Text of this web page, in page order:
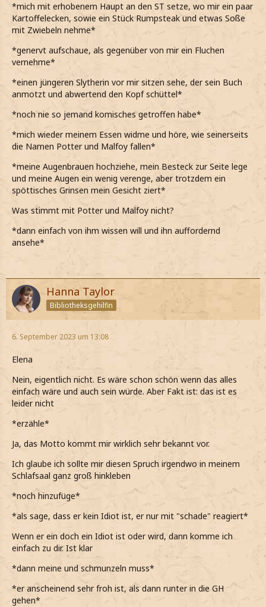
*mich mit erhobenem Haupt an den ST setze, wo mir ein paar
Kartoffelecken, sowie ein Stück Rumpsteak und etwas Soße
mit Zwiebeln nehme*
*genervt aufschaue, als gegenüber von mir ein Fluchen
vernehme*
*einen jüngeren Slytherin vor mir sitzen sehe, der sein Buch
anmotzt und abwertend den Kopf schüttel*
*noch nie so jemand komisches getroffen habe*
*mich wieder meinem Essen widme und höre, wie seinerseits
die Namen Potter und Malfoy fallen*
*meine Augenbrauen hochziehe, mein Besteck zur Seite lege
und meine Augen ein wenig verenge, aber trotzdem ein
spöttisches Grinsen mein Gesicht ziert*
Was stimmt mit Potter und Malfoy nicht?
*dann einfach von ihm wissen will und ihn auffordernd
ansehe*
Hanna Taylor
Bibliotheksgehilfin
6. September 2023 um 13:08
Elena
Nein, eigentlich nicht. Es wäre schon schön wenn das alles
einfach wäre und auch sein würde. Aber Fakt ist: das ist es
leider nicht
*erzähle*
Ja, das Motto kommt mir wirklich sehr bekannt vor.
Ich glaube ich sollte mir diesen Spruch irgendwo in meinem
Schlafsaal ganz groß hinkleben
*noch hinzufüge*
*als sage, dass er kein Idiot ist, er nur mit "schade" reagiert*
Wenn er ein doch ein Idiot ist oder wird, dann komme ich
einfach zu dir. Ist klar
*dann meine und schmunzeln muss*
*er anscheinend sehr froh ist, als dann runter in die GH
gehen*